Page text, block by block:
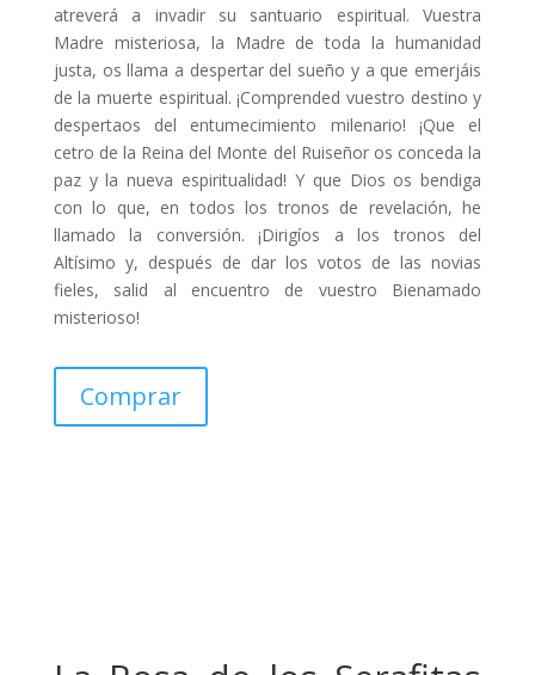
atreverá a invadir su santuario espiritual. Vuestra
Madre misteriosa, la Madre de toda la humanidad
justa, os llama a despertar del sueño y a que emerjáis
de la muerte espiritual. ¡Comprended vuestro destino y
despertaos del entumecimiento milenario! ¡Que el
cetro de la Reina del Monte del Ruiseñor os conceda la
paz y la nueva espiritualidad! Y que Dios os bendiga
con lo que, en todos los tronos de revelación, he
llamado la conversión. ¡Dirigíos a los tronos del
Altísimo y, después de dar los votos de las novias
fieles, salid al encuentro de vuestro Bienamado
misterioso!
Comprar